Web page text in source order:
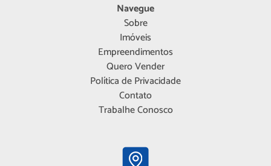
Navegue
Sobre
Imóveis
Empreendimentos
Quero Vender
Política de Privacidade
Contato
Trabalhe Conosco